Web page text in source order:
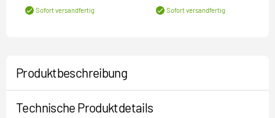
Sofort versandfertig Sofort versandfertig
Produktbeschreibung
Technische Produktdetails